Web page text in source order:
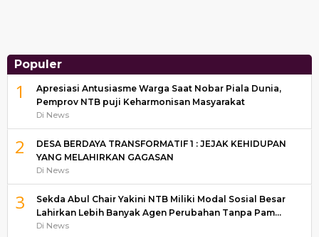
Populer
1
Apresiasi Antusiasme Warga Saat Nobar Piala Dunia,
Pemprov NTB puji Keharmonisan Masyarakat
Di News
2
DESA BERDAYA TRANSFORMATIF 1 : JEJAK KEHIDUPAN
YANG MELAHIRKAN GAGASAN
Di News
3
Sekda Abul Chair Yakini NTB Miliki Modal Sosial Besar
Lahirkan Lebih Banyak Agen Perubahan Tanpa Pam…
Di News